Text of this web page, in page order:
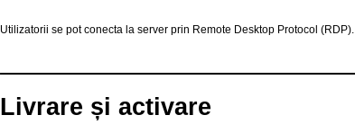
Utilizatorii se pot conecta la server prin Remote Desktop Protocol (RDP).
Livrare și activare